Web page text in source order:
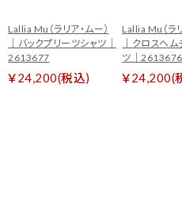
Lallia Mu（ラリア・ムー）
｜バックプリーツシャツ｜
2613677
￥24,200(税込)
Lallia Mu（ラ
｜クロスヘム
ツ｜2613676
￥24,200(